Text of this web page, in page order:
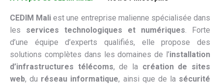
CEDIM Mali est une entreprise malienne spécialisée dans
les services technologiques et numériques. Forte
d’une équipe d’experts qualifiés, elle propose des
solutions complètes dans les domaines de l’installation
d’infrastructures télécoms, de la création de sites
web, du réseau informatique, ainsi que de la sécurité